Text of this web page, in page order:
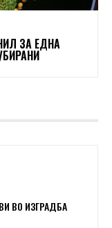
ЗА ЕДНА
ВО ИЗГРАДБА